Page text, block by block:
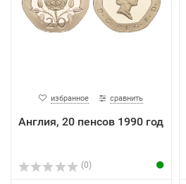
избранное сравнить
Англия, 20 пенсов 1990 год
(0)